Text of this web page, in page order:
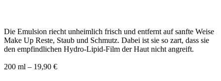
Die Emulsion riecht unheimlich frisch und entfernt auf sanfte Weise
Make Up Reste, Staub und Schmutz. Dabei ist sie so zart, dass sie
den empfindlichen Hydro-Lipid-Film der Haut nicht angreift.
200 ml – 19,90 €